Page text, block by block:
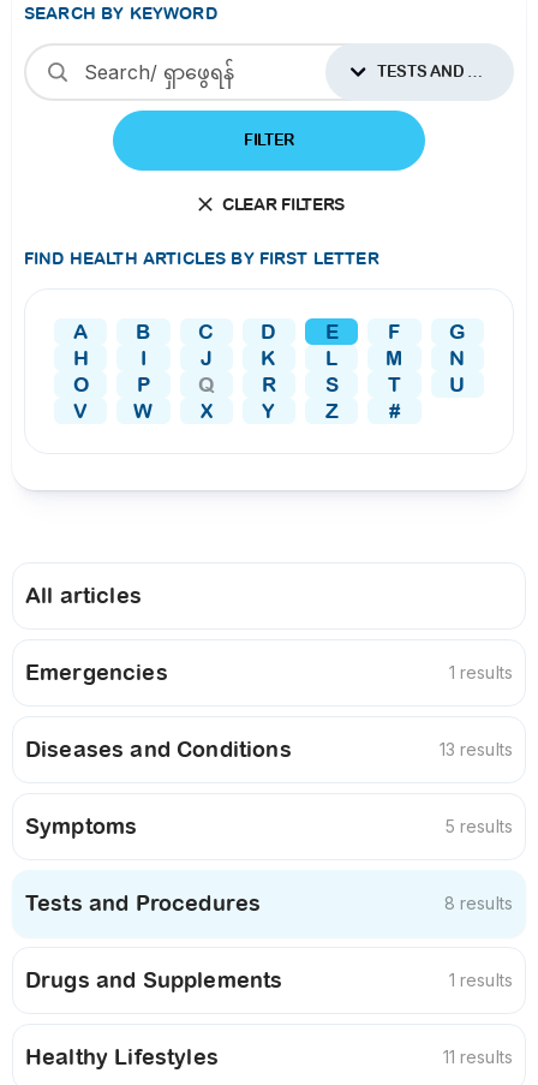
SEARCH BY KEYWORD
TESTS AND PROCEDURES
FILTER
CLEAR FILTERS
FIND HEALTH ARTICLES BY FIRST LETTER
A B C D E F
G
H
I J K L M
N
O
P Q R S T
U
V
W X Y Z #
All articles
Emergencies 1 results
Diseases and Conditions 13 results
Symptoms 5 results
Tests and Procedures 8 results
Drugs and Supplements 1 results
Healthy Lifestyles 11 results